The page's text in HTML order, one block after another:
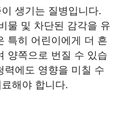
생기는 질병입니다.
물 및 차단된 감각을 유
특히 어린이에게 더 흔
양쪽으로 번질 수 있습
력에도 영향을 미칠 수
해야 합니다.